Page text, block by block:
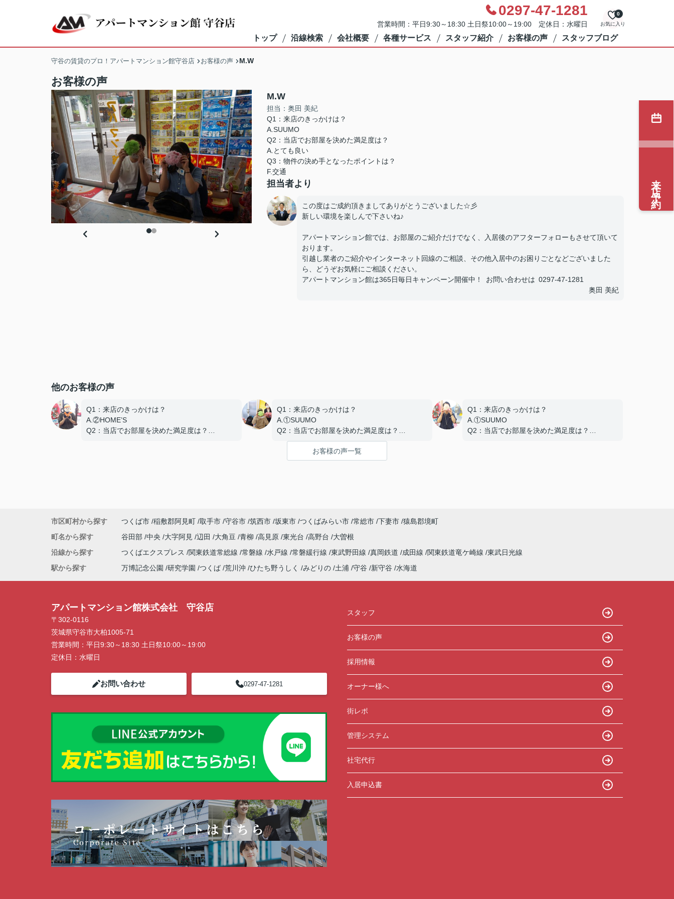
0297-47-1281
営業時間：平日9:30～18:30 土日祭10:00～19:00 定休日：水曜日 お気に入り
0
トップ 沿線検索 会社概要 各種サービス スタッフ紹介 お客様の声 スタッフブログ
守谷の賃貸のプロ！アパートマンション館守谷店 お客様の声 M.W
お客様の声
M.W
担当：奥田 美紀
Q1：来店のきっかけは？
A.SUUMO
Q2：当店でお部屋を決めた満足度は？
A.とても良い
Q3：物件の決め手となったポイントは？
F.交通
担当者より
この度はご成約頂きましてありがとうございました☆彡
新しい環境を楽しんで下さいね♪
アパートマンション館では、お部屋のご紹介だけでなく、入居後のアフターフォローもさせて頂いて
おります。
引越し業者のご紹介やインターネット回線のご相談、その他入居中のお困りごとなどございました
ら、どうぞお気軽にご相談ください。
アパートマンション館は365日毎日キャンペーン開催中！ お問い合わせは 0297-47-1281
奥田 美紀
他のお客様の声
Q1：来店のきっかけは？
A.②HOME’S
Q2：当店でお部屋を決めた満足度は？
Q1：来店のきっかけは？
A.①SUUMO
Q2：当店でお部屋を決めた満足度は？
A.とても良い
Q3：物件の決め手となったポイントは？
D.築年数 G.その他（場所）
Q1：来店のきっかけは？
A.①SUUMO
Q2：当店でお部屋を決めた満足度は？
お客様の声一覧
来店予約
市区町村から探す つくば市 稲敷郡阿見町 取手市 守谷市 筑西市 坂東市 つくばみらい市 常総市 下妻市 猿島郡境町
町名から探す
谷田部 中央 大字阿見 辺田 大角豆 青柳 高見原 東光台 高野台
大曽根
沿線から探す
つくばエクスプレス 関東鉄道常総線 常磐線 水戸線 常磐緩行線 東武野田線 真岡鉄道 成田線 関東鉄道竜ケ崎線 東武日光線
駅から探す
万博記念公園 研究学園 つくば 荒川沖 ひたち野うしく みどりの 土浦 守谷 新守谷 水海道
アパートマンション館株式会社 守谷店
〒302-0116
茨城県守谷市大柏1005-71
営業時間： 平日9:30～18:30 土日祭10:00～19:00
定休日： 水曜日
お問い合わせ 0297-47-1281
スタッフ
お客様の声
採用情報
オーナー様へ
街レポ
管理システム
社宅代行
入居申込書